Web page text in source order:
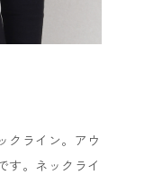
クライン。アウ
す。ネックライ